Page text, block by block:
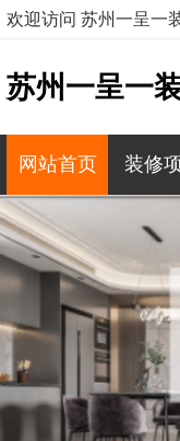
欢迎访问 苏州一呈一
苏州一呈一
网站首页 装修